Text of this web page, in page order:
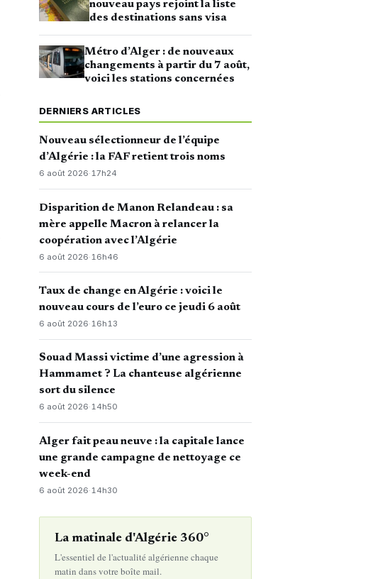
nouveau pays rejoint la liste
des destinations sans visa
Métro d’Alger : de nouveaux
changements à partir du 7 août,
voici les stations concernées
DERNIERS ARTICLES
Nouveau sélectionneur de l’équipe
d’Algérie : la FAF retient trois noms
6 août 2026·17h24
Disparition de Manon Relandeau : sa
mère appelle Macron à relancer la
coopération avec l’Algérie
6 août 2026· 16h46
Taux de change en Algérie : voici le
nouveau cours de l’euro ce jeudi 6 août
6 août 2026·16h13
Souad Massi victime d’une agression à
Hammamet ? La chanteuse algérienne
sort du silence
6 août 2026·14h50
Alger fait peau neuve : la capitale lance
une grande campagne de nettoyage ce
week-end
6 août 2026· 14h30
La matinale d'Algérie 360°
L'essentiel de l'actualité algérienne chaque
matin dans votre boîte mail.